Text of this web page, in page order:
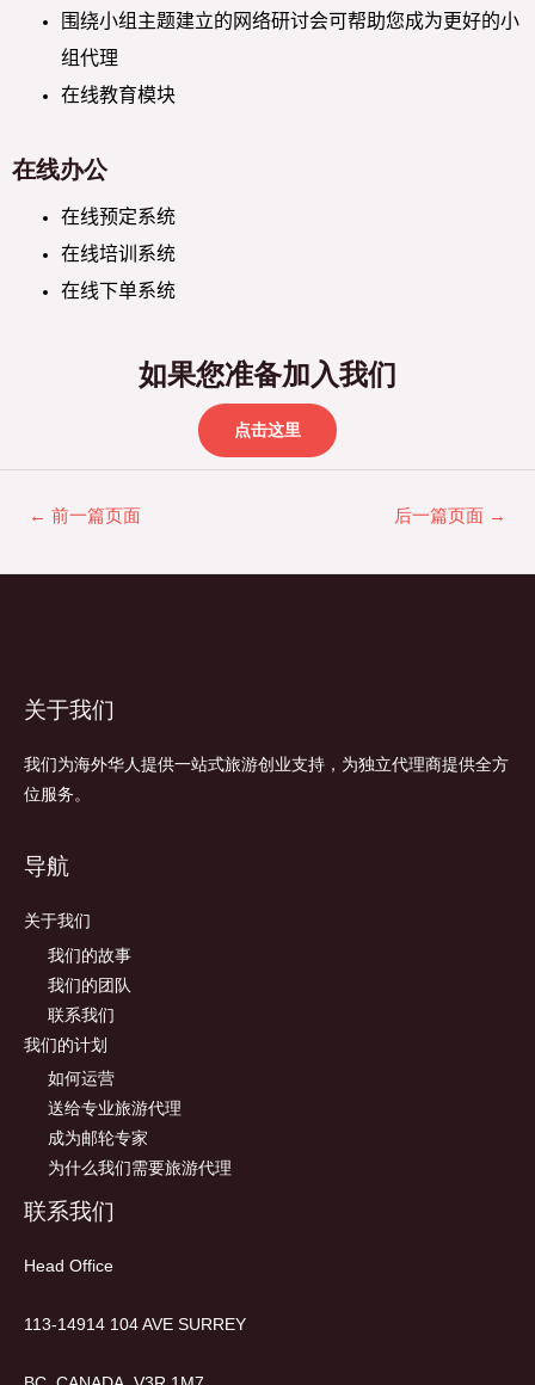
围绕小组主题建立的网络研讨会可帮助您成为更好的小
组代理
在线教育模块
在线办公
在线预定系统
在线培训系统
在线下单系统
如果您准备加入我们
点击这里
← 前一篇页面 后一篇页面 →
关于我们
我们为海外华人提供一站式旅游创业支持，为独立代理商提供全方
位服务。
导航
关于我们
我们的故事
我们的团队
联系我们
我们的计划
如何运营
送给专业旅游代理
成为邮轮专家
为什么我们需要旅游代理
联系我们
Head Office
113-14914 104 AVE SURREY